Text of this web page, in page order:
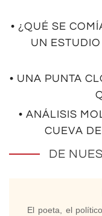
• ¿QUÉ SE
UN
• UNA PUNTA
• ANÁLISIS
CUEVA
DE
El poeta, el